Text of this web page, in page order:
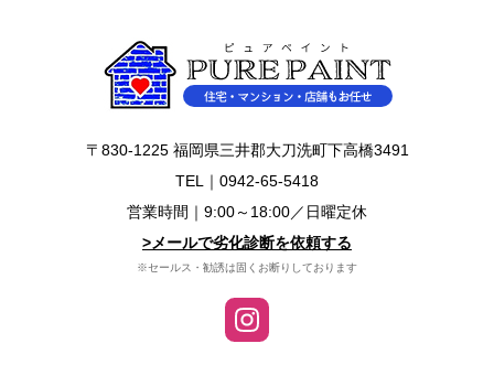
〒830-1225 福岡県三井郡大刀洗町下高橋3491
TEL｜ 0942-65-5418
営業時間｜9:00～18:00／日曜定休
>メールで劣化診断を依頼する
※セールス・勧誘は固くお断りしております